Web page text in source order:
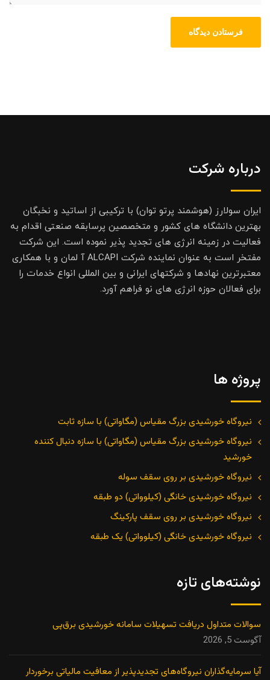
درباره شرکت
ایران سولارز (هوشمند پرتو توان) با ترکیبی از اساتید و نخبگان
بهترین دانشگاه های کشور و متخصصین پرسابقه صنعتی اقدام به
فعالیت در زمینه انرژی های تجدید پذیر نموده است. این شرکت
مفتخر است به عنوان نماینده شرکت ALCAPI آ لمان و با همکاری
معتبرترین نهادها و شرکتهای ایرانی و بین المللی انواع خدمات را
برای فعالان حوزه انرژی های نو فراهم آورد.
پروژه ها
نیروگاه خورشیدی بزرگ مقیاس (مگاواتی) با سازه ثابت
نیروگاه خورشیدی بزرگ مقیاس (مگاواتی) با سازه دنبال کننده
خورشید
نیروگاه خورشیدی بر روی سقف سوله
نیروگاه خورشیدی خانگی (کیلوواتی) دو طبقه
نیروگاه خورشیدی بر روی سقف پارکینگ
نیروگاه خورشیدی خانگی (کیلوواتی) یک طبقه
نوشته‌های تازه
سوالات متداول دریافت تسهیلات سامانه خورشیدی برق‌پی
آگوست 5, 2026
آیا سرمایه‌گذاران نیروگاه‌های تجدیدپذیر از معافیت مالیاتی برخوردار